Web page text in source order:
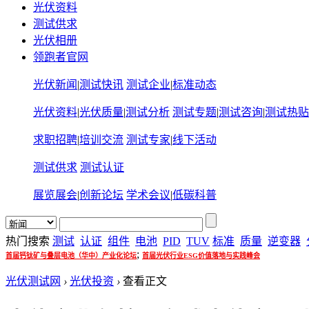
光伏资料
测试供求
光伏相册
领跑者官网
光伏新闻 |测试快讯 测试企业|标准动态
光伏资料|光伏质量|测试分析 测试专题|测试咨询|测试热贴
求职招聘|培训交流 测试专家|线下活动
测试供求 测试认证
展览展会|创新论坛 学术会议|低碳科普
热门搜索 测试 认证 组件 电池 PID TUV 标准 质量 逆变器
首届钙钛矿与叠层电池（华中）产业化论坛; 首届光伏行业ESG价值落地与实践峰会
光伏测试网 › 光伏投资 › 查看正文